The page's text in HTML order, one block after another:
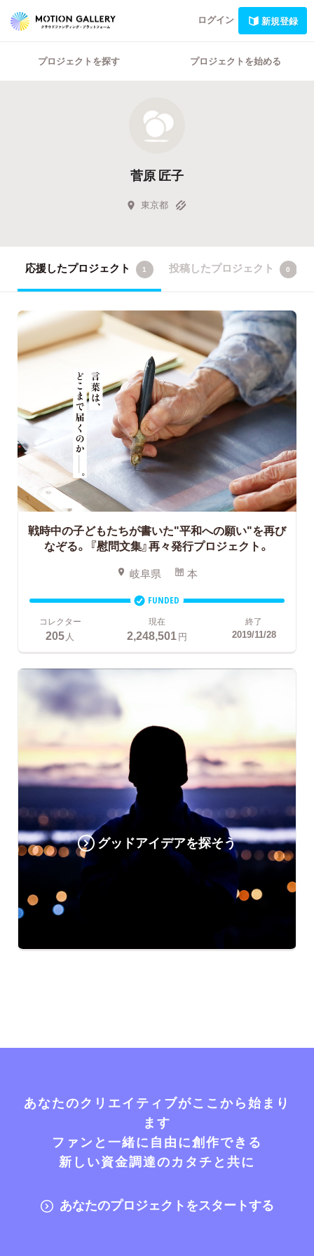
ログイン 新規登録
プロジェクトを探す プロジェクトを始める
菅原 匠子
東京都
応援したプロジェクト 1 投稿したプロジェクト 0
戦時中の子どもたちが書いた"平和への願い"を再び
なぞる。 『慰問文集』再々発行プロジェクト。
岐阜県 本
FUNDED
コレクター
205 人
現在
2,248,501円
終了
2019/11/28
グッドアイデアを探そう
あなたのクリエイティブがここから始まり
ます
ファンと一緒に自由に創作できる
新しい資金調達のカタチと共に
あなたのプロジェクトをスタートする